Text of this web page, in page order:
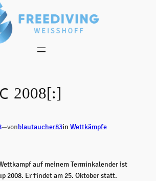
2008[:]
—vonblautaucher83in Wettkämpfe
auf meinem Terminkalender ist
2008. Er findet am 25. Oktober statt.